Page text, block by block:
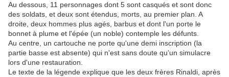
Au dessous, 11 personnages dont 5 sont casqués et sont donc
des soldats, et deux sont étendus, morts, au premier plan. A
droite, deux hommes plus agés, barbus et dont l'un porte le
bonnet à plume et l'épée (un noble) contemple les défunts.
Au centre, un cartouche ne porte qu'une demi inscription (la
partie basse est absente) qui n'est sans doute qu'un simulacre
lors d'une restauration.
Le texte de la légende explique que les deux frères Rinaldi, après